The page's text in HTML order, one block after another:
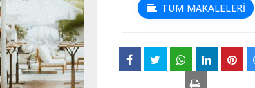
TÜM MAKALELERİ